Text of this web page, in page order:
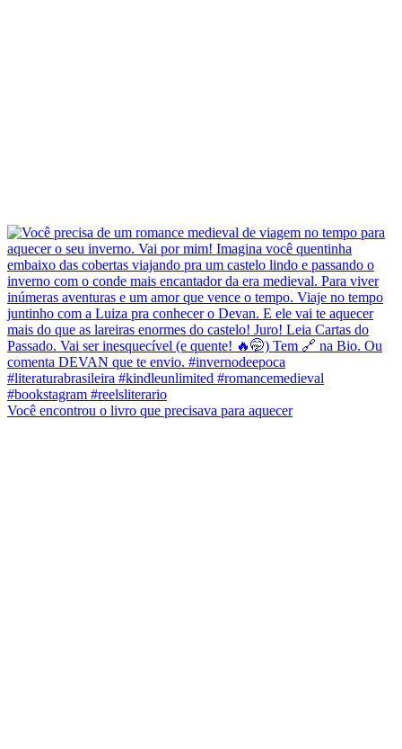
Você encontrou o livro que precisava para aquecer